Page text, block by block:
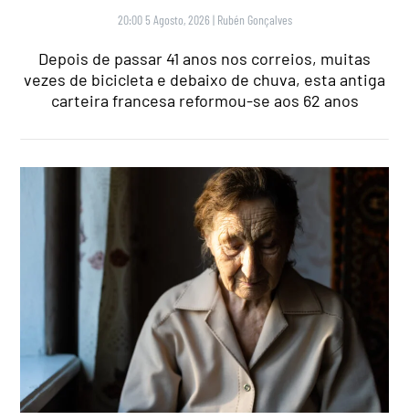
20:00 5 Agosto, 2026 | Rubén Gonçalves
Depois de passar 41 anos nos correios, muitas
vezes de bicicleta e debaixo de chuva, esta antiga
carteira francesa reformou-se aos 62 anos